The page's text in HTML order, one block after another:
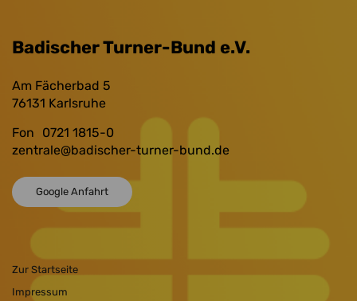
Badischer Turner-Bund e.V.
Am Fächerbad 5
76131 Karlsruhe
Fon
0721 1815-0
zentrale@badischer-turner-bund.de
Google Anfahrt
Zur Startseite
Impressum